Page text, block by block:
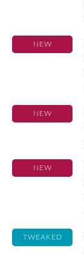
NEW
NEW
NEW
TWEAKED